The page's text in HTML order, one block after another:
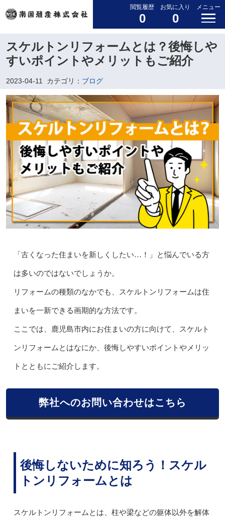
閲覧履歴
0
お気に入り
0
メニュー
スケルトンリフォームとは？後悔しや
すいポイントやメリットもご紹介
2023-04-11 カテゴリ： ブログ
「古くなった住まいを新しくしたい…！」と悩んでいる方
は多いのではないでしょうか。
リフォームの種類のなかでも、スケルトンリフォームは住
まいを一新できる画期的な方法です。
ここでは、鹿児島市内にお住まいの方に向けて、スケルト
ンリフォームとはなにか、後悔しやすいポイントやメリッ
トとともにご紹介します。
弊社へのお問い合わせはこちら
後悔しないために知ろう！スケル
トンリフォームとは
スケルトンリフォームとは、柱や梁などの躯体以外を解体